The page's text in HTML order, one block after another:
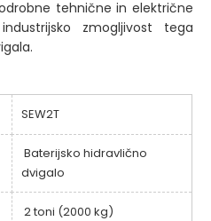
tehnične in električne
zmogljivost tega
SEW2T
Baterijsko hidravlično
dvigalo
2 toni (2000 kg)